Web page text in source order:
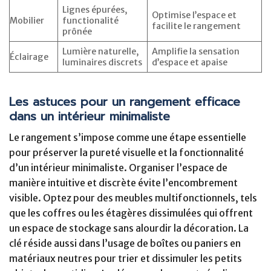
Mobilier
Lignes épurées,
functionalité
prônée
Optimise l’espace et
facilite le rangement
Éclairage
Lumière naturelle,
luminaires discrets
Amplifie la sensation
d’espace et apaise
Les astuces pour un rangement efficace
dans un intérieur minimaliste
Le rangement s’impose comme une étape essentielle
pour préserver la pureté visuelle et la fonctionnalité
d’un intérieur minimaliste. Organiser l’espace de
manière intuitive et discrète évite l’encombrement
visible. Optez pour des meubles multifonctionnels, tels
que les coffres ou les étagères dissimulées qui offrent
un espace de stockage sans alourdir la décoration. La
clé réside aussi dans l’usage de boîtes ou paniers en
matériaux neutres pour trier et dissimuler les petits